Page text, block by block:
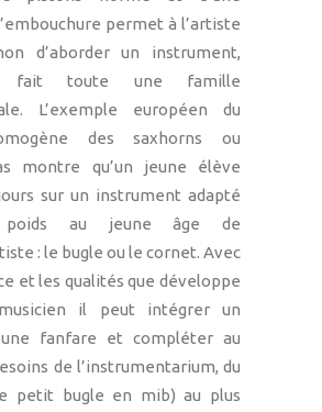
permet à l’artiste
d’aborder un instrument,
fait toute une famille
L’exemple européen du
des saxhorns ou
montre qu’un jeune élève
sur un instrument adapté
au jeune âge de
: le bugle ou le cornet. Avec
et les qualités que développe
il peut intégrer un
une fanfare et compléter au
de l’instrumentarium, du
petit bugle en mib) au plus